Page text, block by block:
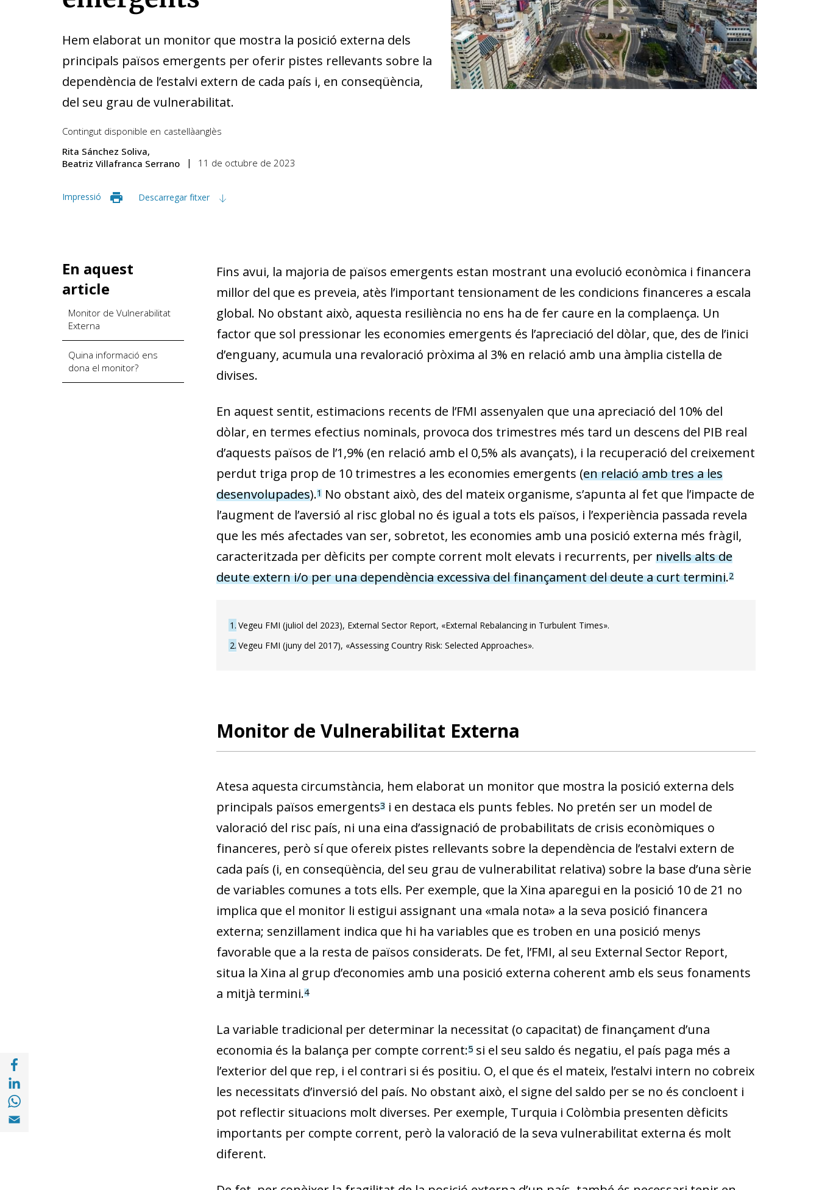
Hem elaborat un monitor que mostra la posició externa dels
principals països emergents per oferir pistes rellevants sobre la
dependència de l’estalvi extern de cada país i, en conseqüència,
del seu grau de vulnerabilitat.
Contingut disponible en castellàanglès
Rita Sánchez Soliva
Beatriz Villafranca Serrano
11 de octubre de 2023
Impressió Descarregar fitxer
Compartir a Facebook (opens in a new window)
Compartir a with Linkedin (opens in a new window)
Compartir a with Whatsapp (opens in a new window)
Compartir a Email (opens in a new window)
En aquest
article
Monitor de Vulnerabilitat
Externa
Quina informació ens
dona el monitor?
Fins avui, la majoria de països emergents estan mostrant una evolució econòmica i financera
millor del que es preveia, atès l’important tensionament de les condicions fi­­nanceres a escala
global. No obstant això, aquesta resilièn­­cia no ens ha de fer caure en la complaença. Un
factor que sol pressionar les economies emergents és l’apreciació del dòlar, que, des de l’inici
d’enguany, acumula una revaloració pròxima al 3% en relació amb una àmplia cistella de
divises.
En aquest sentit, estimacions recents de l’FMI assenyalen que una apreciació del 10% del
dòlar, en termes efectius nominals, provoca dos trimestres més tard un descens del PIB real
d’aquests països de l’1,9% (en relació amb el 0,5% als avançats), i la recuperació del creixement
perdut triga prop de 10 trimestres a les economies emergents (en relació amb tres a les
desenvolupades).1No obstant això, des del mateix organisme, s’apunta al fet que l’impacte de
l’aug­­­­ment de l’aversió al risc global no és igual a tots els països, i l’experiència passada revela
que les més afectades van ser, sobretot, les economies amb una posició ex­­terna més fràgil,
caracteritzada per dèficits per compte corrent molt elevats i recurrents, pernivells alts de
deuteex­­tern i/o per una dependència excessiva del finançamentdel deute a curt termini.2
1 Vegeu FMI (juliol del 2023), External Sector Report, «External Rebalancing in Turbulent Times».
2 Vegeu FMI (juny del 2017), «Assessing Country Risk: Selected Approaches».
Monitor de Vulnerabilitat Externa
Atesa aquesta circumstància, hem elaborat un monitor que mostra la posició externa dels
principals països emergents3i en destaca els punts febles. No pretén ser un mo­­del de
valoració del risc país, ni una eina d’assignació de probabilitats de crisis econòmiques o
financeres, però sí que ofereix pistes rellevants sobre la dependència de l’estalvi extern de
cada país (i, en conseqüència, del seu grau de vulnerabilitat relativa) sobre la base d’una sèrie
de variables comunes a tots ells. Per exemple, que la Xina aparegui en la posició 10 de 21 no
implica que el monitor li estigui assignant una «mala nota» a la seva posició financera
externa; senzillament indica que hi ha variables que es troben en una posició menys
favorable que a la resta de països considerats. De fet, l’FMI, al seu External Sector Report,
situa la Xina al grup d’economies amb una posició externa coherent amb els seus fonaments
a mitjà termini.4
La variable tradicional per determinar la necessitat (o capacitat) de finançament d’una
economia és la balança per compte corrent:5si el seu saldo és negatiu, el país paga més a
l’exterior del que rep, i el contrari si és positiu. O, el que és el mateix, l’estalvi intern no cobreix
les necessitats d’inversió del país. No obstant això, el signe del saldo per se no és concloent i
pot reflectir situacions molt diverses. Per exemple, Turquia i Colòmbia presenten dèficits
importants per compte corrent, però la valoració de la seva vulnerabilitat externa és molt
diferent.